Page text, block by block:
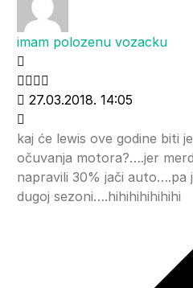
imam polozenu vozacku
27.03.2018. 14:05
kaj će lewis ove godine biti
očuvanja motora?….jer
napravili 30% jači auto….pa
dugoj sezoni….hihihihihihihi